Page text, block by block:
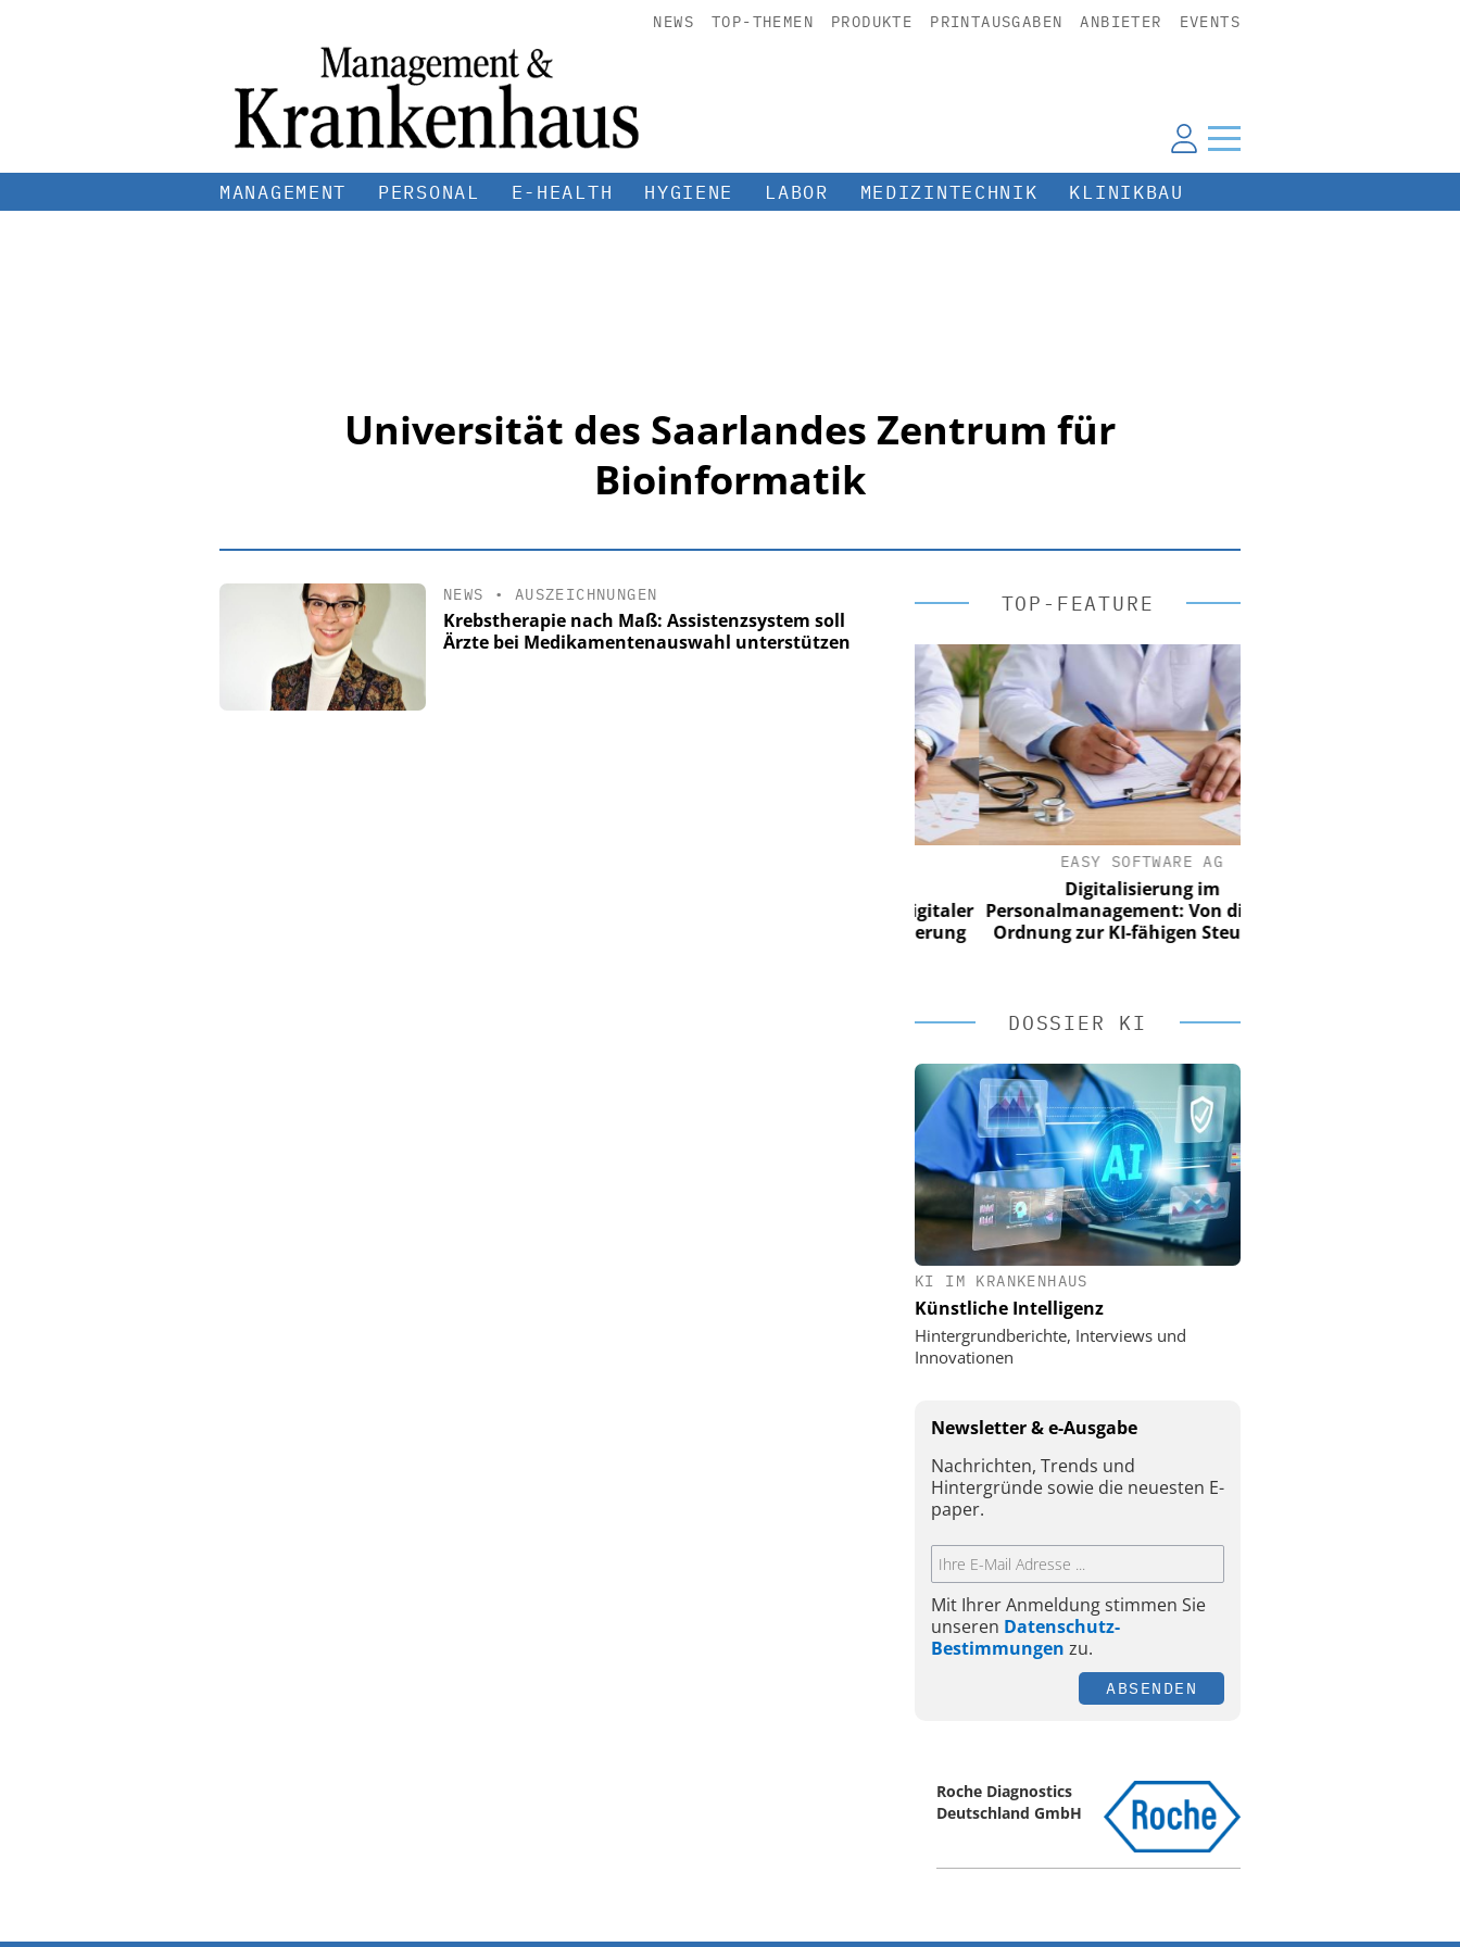
NEWS TOP-THEMEN PRODUKTE PRINTAUSGABEN ANBIETER EVENTS
MANAGEMENT PERSONAL E-HEALTH HYGIENE LABOR MEDIZINTECHNIK KLINIKBAU
Universität des Saarlandes Zentrum für
Bioinformatik
NEWS • AUSZEICHNUNGEN
Krebstherapie nach Maß: Assistenzsystem soll
Ärzte bei Medikamentenauswahl unterstützen
TOP-FEATURE
Personalmanagement: Von digitaler
Ordnung zur KI-fähigen Steuerung
EASY SOFTWARE AG
Digitalisierung im
Personalmanagement: Von digitaler
Ordnung zur KI-fähigen Steuerung
DOSSIER KI
KI IM KRANKENHAUS
Künstliche Intelligenz
Hintergrundberichte, Interviews und
Innovationen
Newsletter & e-Ausgabe
Nachrichten, Trends und
Hintergründe sowie die neuesten E-
paper.
Mit Ihrer Anmeldung stimmen Sie
unseren Datenschutz-
Bestimmungen zu.
ABSENDEN
Roche Diagnostics
Deutschland GmbH